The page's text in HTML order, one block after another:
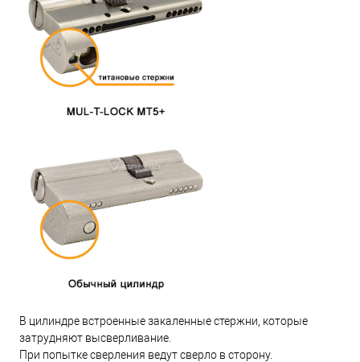
В цилиндре встроенные закаленные стержни, которые
затрудняют высверливание.
При попытке сверления ведут сверло в сторону.